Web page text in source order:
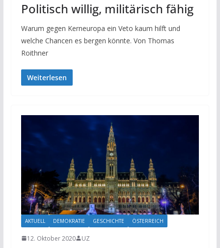
Politisch willig, militärisch fähig
Warum gegen Kerneuropa ein Veto kaum hilft und
welche Chancen es bergen könnte. Von Thomas
Roithner
Weiterlesen
AKTUELL DEMOKRATIE GESCHICHTE ÖSTERREICH
12. Oktober 2020 UZ